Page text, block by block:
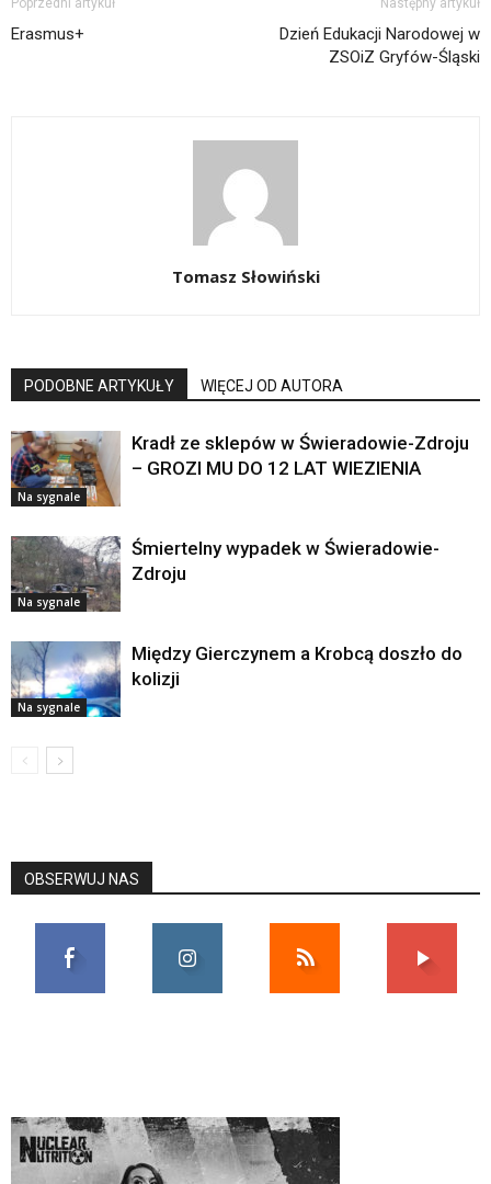
Poprzedni artykuł
Erasmus+
Następny artykuł
Dzień Edukacji Narodowej w
ZSOiZ Gryfów-Śląski
Tomasz Słowiński
PODOBNE ARTYKUŁY WIĘCEJ OD AUTORA
Na sygnale
Kradł ze sklepów w Świeradowie-Zdroju
– GROZI MU DO 12 LAT WIEZIENIA
Na sygnale
Śmiertelny wypadek w Świeradowie-
Zdroju
Na sygnale
Między Gierczynem a Krobcą doszło do
kolizji
OBSERWUJ NAS